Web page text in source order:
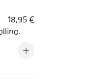
18,95 €